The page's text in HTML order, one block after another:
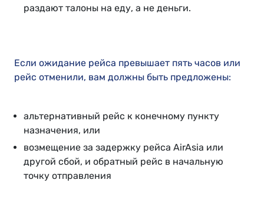
раздают талоны на еду, а не деньги.
Если ожидание рейса превышает пять часов или
рейс отменили, вам должны быть предложены:
альтернативный рейс к конечному пункту
назначения, или
возмещение за задержку рейса AirAsia или
другой сбой, и обратный рейс в начальную
точку отправления